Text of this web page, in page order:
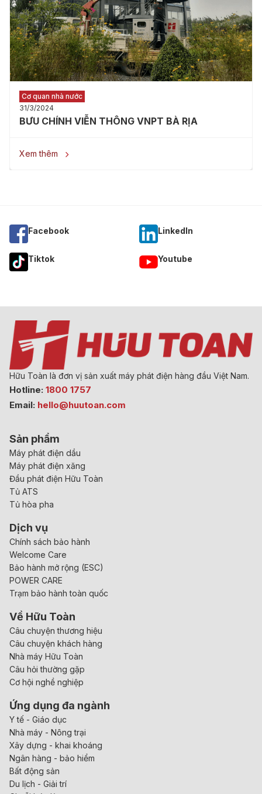
Cơ quan nhà nước
31/3/2024
BƯU CHÍNH VIỄN THÔNG VNPT BÀ RỊA
Xem thêm 
Facebook Linkedln
Tiktok Youtube
Hữu Toàn là đơn vị sản xuất máy phát điện hàng đầu Việt Nam.
Hotline: 1800 1757
Email: hello@huutoan.com
Sản phẩm
Máy phát điện dầu
Máy phát điện xăng
Đầu phát điện Hữu Toàn
Tủ ATS
Tủ hòa pha
Dịch vụ
Chính sách bảo hành
Welcome Care
Bảo hành mở rộng (ESC)
POWER CARE
Trạm bảo hành toàn quốc
Về Hữu Toàn
Câu chuyện thương hiệu
Câu chuyện khách hàng
Nhà máy Hữu Toàn
Câu hỏi thường gặp
Cơ hội nghề nghiệp
Ứng dụng đa ngành
Y tế - Giáo dục
Nhà máy - Nông trại
Xây dựng - khai khoáng
Ngân hàng - bảo hiểm
Bất động sản
Du lịch - Giải trí